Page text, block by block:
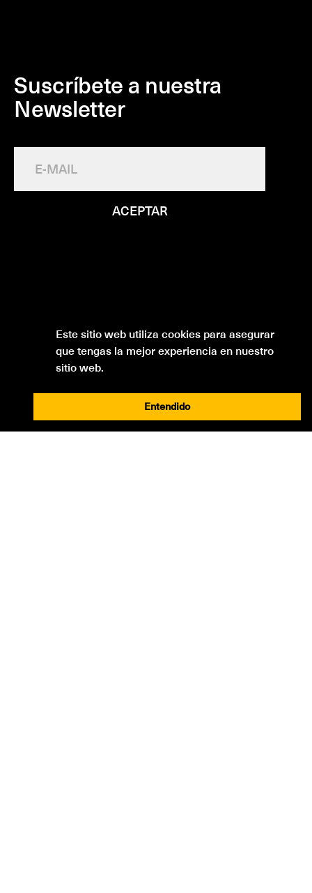
Suscríbete a nuestra
Newsletter
ACEPTAR
Este sitio web utiliza cookies para asegurar
que tengas la mejor experiencia en nuestro
sitio web.
Entendido